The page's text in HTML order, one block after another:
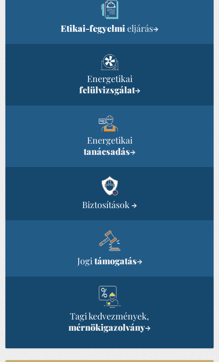
Etikai-fegyelmieljárás→
Energetikai
felülvizsgálat→
Energetikai
tanácsadás→
Biztosítások →
Jogitámogatás→
Tagi kedvezmények,
mérnökigazolvány→